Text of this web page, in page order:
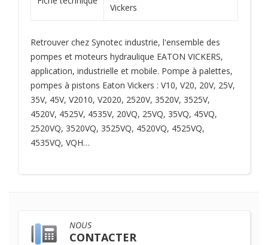
Vickers
Retrouver chez Synotec industrie, l'ensemble des
pompes et moteurs hydraulique EATON VICKERS,
application, industrielle et mobile. Pompe à palettes,
pompes à pistons Eaton Vickers : V10, V20, 20V, 25V,
35V, 45V, V2010, V2020, 2520V, 3520V, 3525V,
4520V, 4525V, 4535V, 20VQ, 25VQ, 35VQ, 45VQ,
2520VQ, 3520VQ, 3525VQ, 4520VQ, 4525VQ,
4535VQ, VQH…
NOUS
CONTACTER